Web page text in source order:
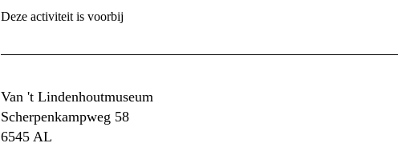
Deze activiteit is voorbij
Van 't Lindenhoutmuseum
Scherpenkampweg 58
6545 AL